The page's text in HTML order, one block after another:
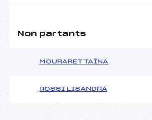
Non partants
MOURARET TAÏNA
ROSSI LISANDRA